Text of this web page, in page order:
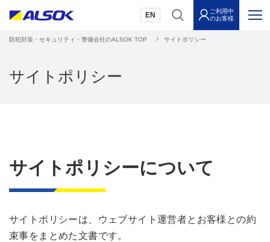
EN
ご利用中
のお客様
防犯対策・セキュリティ・警備会社のALSOK TOP サイトポリシー
サイトポリシー
サイトポリシーについて
サイトポリシーは、ウェブサイト運営者とお客様との約
束事をまとめた文書です。